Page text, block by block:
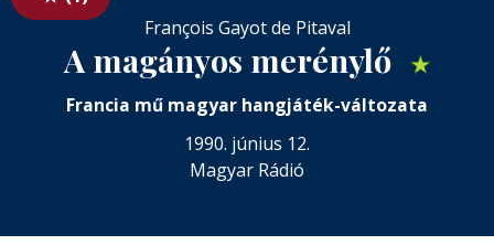
François Gayot de Pitaval
A magányos merénylő ★
Francia mű magyar hangjáték-változata
1990. június 12.
Magyar Rádió